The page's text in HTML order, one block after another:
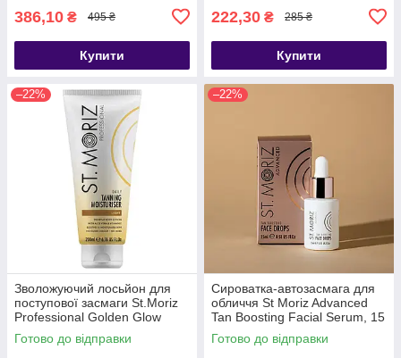
386,10 ₴ 495 ₴
Купити
222,30 ₴ 285 ₴
Купити
–22%
Зволожуючий лосьйон для
поступової засмаги St.Moriz
Professional Golden Glow
Tanning Moisturiser
Готово до відправки
–22%
Сироватка-автозасмага для
обличчя St Moriz Advanced
Tan Boosting Facial Serum, 15
мл
Готово до відправки